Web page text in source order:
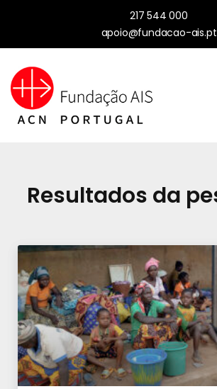
217 544 000
apoio@fundacao-ais.pt
Resultados da